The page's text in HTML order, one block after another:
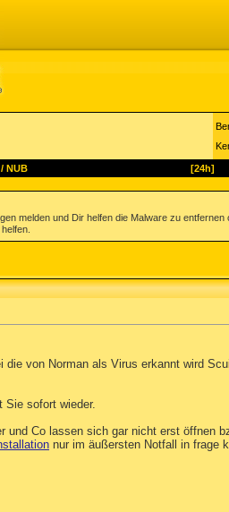
NUB [24h]
melden und Dir helfen die Malware zu
die von Norman als Virus erkannt wird
Sie sofort wieder.
und Co lassen sich gar nicht erst öffnen
nur im äußersten Notfall in frage